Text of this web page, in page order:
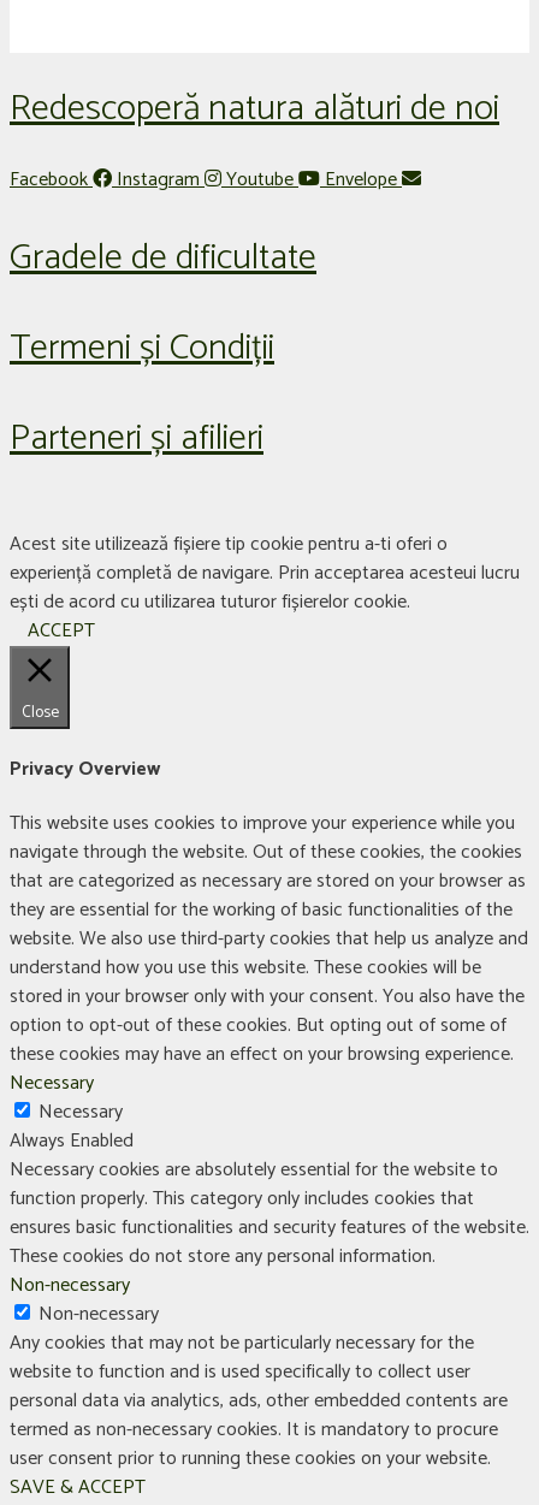
Redescoperă natura alături de noi
Facebook Instagram Youtube Envelope
Gradele de dificultate
Termeni și Condiții
Parteneri și afilieri
Acest site utilizează fișiere tip cookie pentru a-ti oferi o
experiență completă de navigare. Prin acceptarea acesteui lucru
ești de acord cu utilizarea tuturor fișierelor cookie.
ACCEPT
Close
Privacy Overview
This website uses cookies to improve your experience while you
navigate through the website. Out of these cookies, the cookies
that are categorized as necessary are stored on your browser as
they are essential for the working of basic functionalities of the
website. We also use third-party cookies that help us analyze and
understand how you use this website. These cookies will be
stored in your browser only with your consent. You also have the
option to opt-out of these cookies. But opting out of some of
these cookies may have an effect on your browsing experience.
Necessary
Necessary
Always Enabled
Necessary cookies are absolutely essential for the website to
function properly. This category only includes cookies that
ensures basic functionalities and security features of the website.
These cookies do not store any personal information.
Non-necessary
Non-necessary
Any cookies that may not be particularly necessary for the
website to function and is used specifically to collect user
personal data via analytics, ads, other embedded contents are
termed as non-necessary cookies. It is mandatory to procure
user consent prior to running these cookies on your website.
SAVE & ACCEPT